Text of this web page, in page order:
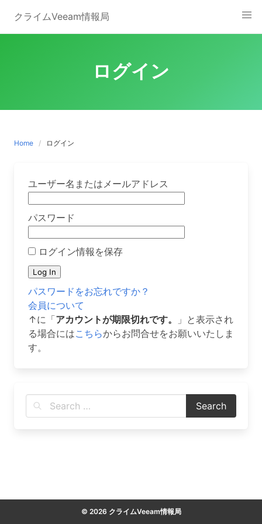
content
クライムVeeam情報局
ログイン
Home ログイン
ユーザー名またはメールアドレス
パスワード
ログイン情報を保存
パスワードをお忘れですか？
会員について
↑に「アカウントが期限切れです。
」と表示され
る場合にはこちらからお問合せをお願いいたしま
す。
© 2026 クライムVeeam情報局